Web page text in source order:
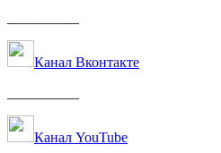
Канал Вконтакте
Канал YouTube